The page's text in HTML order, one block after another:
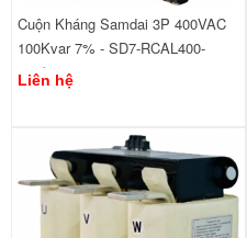
Cuộn Kháng Samdai 3P 400VAC
100Kvar 7% - SD7-RCAL400-
440/100
Liên hệ